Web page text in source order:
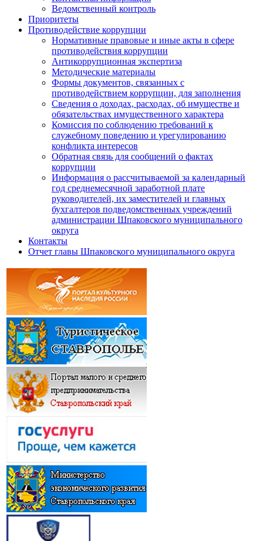
Ведомственный контроль
Приоритеты
Противодействие коррупции
Нормативные правовые и иные акты в сфере
противодействия коррупции
Антикоррупционная экспертиза
Методические материалы
Формы документов, связанных с
противодействием коррупции, для заполнения
Сведения о доходах, расходах, об имуществе и
обязательствах имущественного характера
Комиссия по соблюдению требований к
служебному поведению и урегулированию
конфликта интересов
Обратная связь для сообщений о фактах
коррупции
Информация о рассчитываемой за календарный
год среднемесячной заработной плате
руководителей, их заместителей и главных
бухгалтеров подведомственных учреждений
администрации Шпаковского муниципального
округа
Контакты
Отчет главы Шпаковского муниципального округа